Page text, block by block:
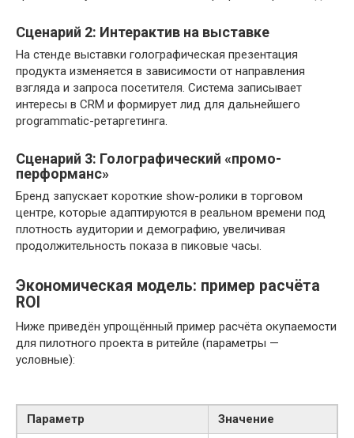
Сценарий 2: Интерактив на выставке
На стенде выставки голографическая презентация
продукта изменяется в зависимости от направления
взгляда и запроса посетителя. Система записывает
интересы в CRM и формирует лид для дальнейшего
programmatic-ретаргетинга.
Сценарий 3: Голографический «промо-
перформанс»
Бренд запускает короткие show-ролики в торговом
центре, которые адаптируются в реальном времени под
плотность аудитории и демографию, увеличивая
продолжительность показа в пиковые часы.
Экономическая модель: пример расчёта
ROI
Ниже приведён упрощённый пример расчёта окупаемости
для пилотного проекта в ритейле (параметры —
условные):
Параметр
Значение